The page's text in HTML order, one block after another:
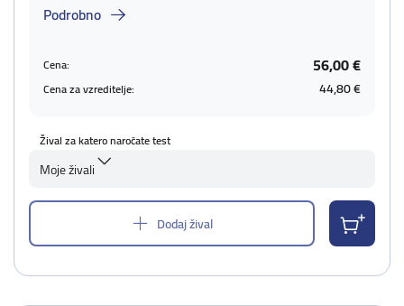
Podrobno
Cena: 56,00 €
Cena za vzreditelje: 44,80 €
Žival za katero naročate test
Moje živali
Dodaj žival